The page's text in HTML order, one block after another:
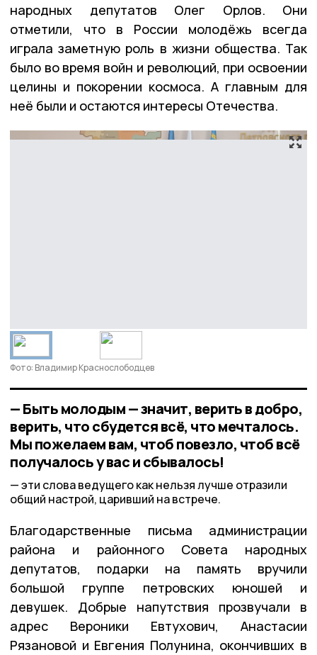
народных депутатов Олег Орлов. Они
отметили, что в России молодёжь всегда
играла заметную роль в жизни общества. Так
было во время войн и революций, при освоении
целины и покорении космоса. А главным для
неё были и остаются интересы Отечества.
Фото: Владимир Краснослободцев
— Быть молодым — значит, верить в добро,
верить, что сбудется всё, что мечталось.
Мы пожелаем вам, чтоб повезло, чтоб всё
получалось у вас и сбывалось!
эти слова ведущего как нельзя лучше отразили
общий настрой, царивший на встрече.
Благодарственные письма администрации
района и районного Совета народных
депутатов, подарки на память вручили
большой группе петровских юношей и
девушек. Добрые напутствия прозвучали в
адрес Вероники Евтухович, Анастасии
Рязановой и Евгения Полунина, окончивших в